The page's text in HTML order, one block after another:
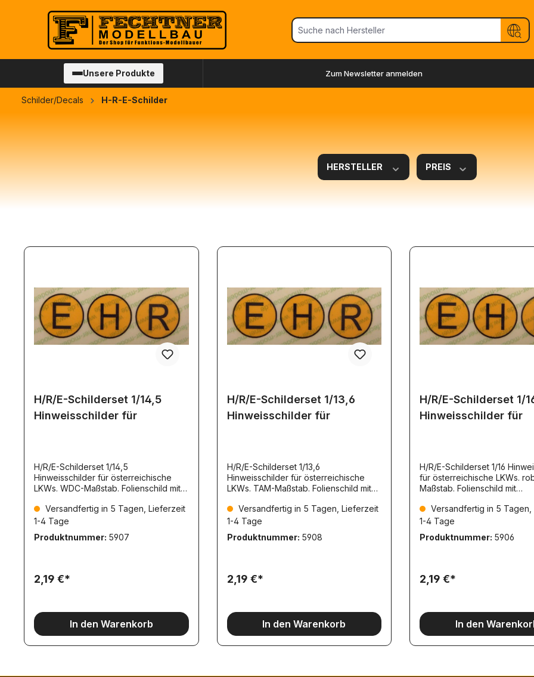
Zur Hauptnavigation springen
Unsere Produkte Zum Newsletter anmelden
Schilder/Decals H-R-E-Schilder
HERSTELLER PREIS
H/R/E-Schilderset 1/14,5
Hinweisschilder für
H/R/E-Schilderset 1/14,5
Hinweisschilder für österreichische
LKWs. WDC-Maßstab. Folienschild mit
Gelb/Schwarz. 3 Schilder.
Bedeutung:H: LKW wurde für ein
Auslaufendes Zeichen, da beim EU-
Routenbewilligung für eine -sonst für
LKW gesperrte- Strecke.E: LKW wurde
Versandfertig in 5 Tagen, Lieferzeit
1-4 Tage
Produktnummer: 5907
2,19 €*
In den Warenkorb
H/R/E-Schilderset 1/13,6
Hinweisschilder für
H/R/E-Schilderset 1/13,6
Hinweisschilder für österreichische
LKWs. TAM-Maßstab. Folienschild mit
Gelb/Schwarz. 3 Schilder.
Bedeutung:H: LKW wurde für ein
Auslaufendes Zeichen, da beim EU-
Routenbewilligung für eine -sonst für
LKW gesperrte- Strecke.E: LKW wurde
Versandfertig in 5 Tagen, Lieferzeit
1-4 Tage
Produktnummer: 5908
2,19 €*
In den Warenkorb
H/R/E-Schilderset 1/
Hinweisschilder für
H/R/E-Schilderset 1/16
für österreichische LKWs.
Maßstab. Folienschild mit
Gelb/Schwarz. 3 Schilder.
Bedeutung:H: LKW wurde für
Auslaufendes Zeichen, da beim EU-
Routenbewilligung für eine -
LKW gesperrte- Strecke.E: LKW wurde
Versandfertig in 5
1-4 Tage
Produktnummer: 5906
2,19 €*
In den